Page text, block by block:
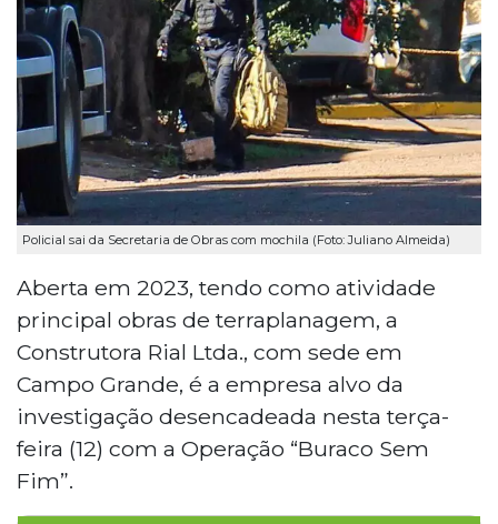
Policial sai da Secretaria de Obras com mochila (Foto: Juliano Almeida)
Aberta em 2023, tendo como atividade
principal obras de terraplanagem, a
Construtora Rial Ltda., com sede em
Campo Grande, é a empresa alvo da
investigação desencadeada nesta terça-
feira (12) com a Operação “Buraco Sem
Fim”.